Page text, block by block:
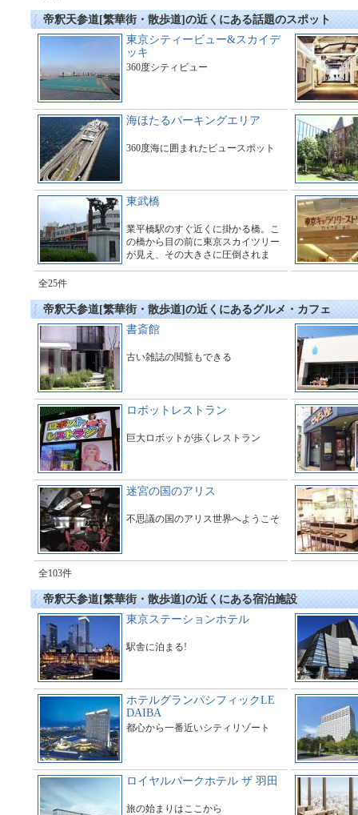
帝釈天参道[繁華街・散歩道]の近くにある話題のスポット
東京シティービュー&スカイデ
ッキ
360度シティビュー
海ほたるパーキングエリア
360度海に囲まれたビュースポット
東武橋
業平橋駅のすぐ近くに掛かる橋。こ
の橋から目の前に東京スカイツリー
が見え、その大きさに圧倒されま
全25件
帝釈天参道[繁華街・散歩道]の近くにあるグルメ・カフェ
書斎館
古い雑誌の閲覧もできる
ロボットレストラン
巨大ロボットが歩くレストラン
迷宮の国のアリス
不思議の国のアリス世界へようこそ
全103件
帝釈天参道[繁華街・散歩道]の近くにある宿泊施設
東京ステーションホテル
駅舎に泊まる!
ホテルグランパシフィックLE
DAIBA
都心から一番近いシティリゾート
ロイヤルパークホテル ザ 羽田
旅の始まりはここから